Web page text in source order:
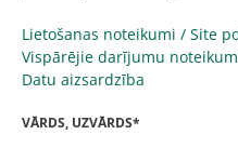
Lietošanas noteikumi / Site
Vispārējie darījumu
Datu aizsardzība
VĀRDS, UZVĀRDS*